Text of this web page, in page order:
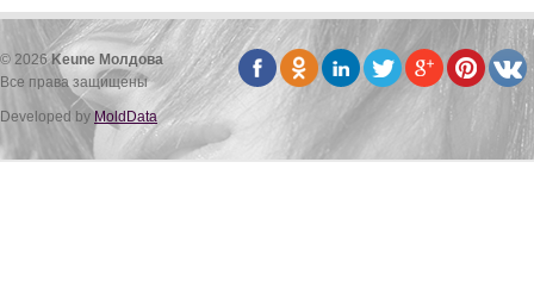
© 2026Keune Молдова
Все права защищены
Developed byMoldData